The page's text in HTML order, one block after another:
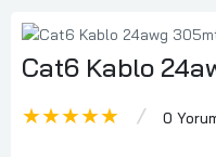
Cat6 Kablo
★★★★★ 0